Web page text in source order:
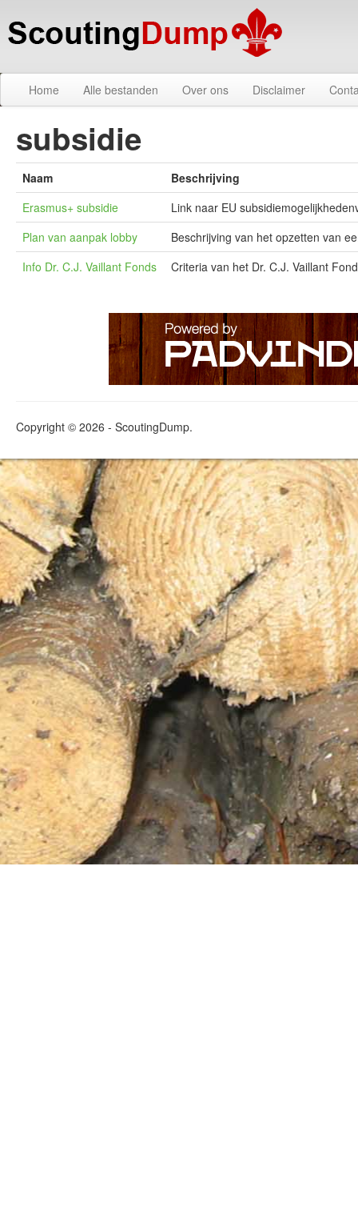
Home Alle bestanden Over ons Disclaimer
subsidie
Naam
Beschrijving
Erasmus+ subsidie
Link naar EU
Plan van aanpak lobby
Beschrijving van het opzetten van
Info Dr. C.J. Vaillant Fonds
Criteria van het Dr. C.J. Vaillant
Copyright © 2026 - ScoutingDump.